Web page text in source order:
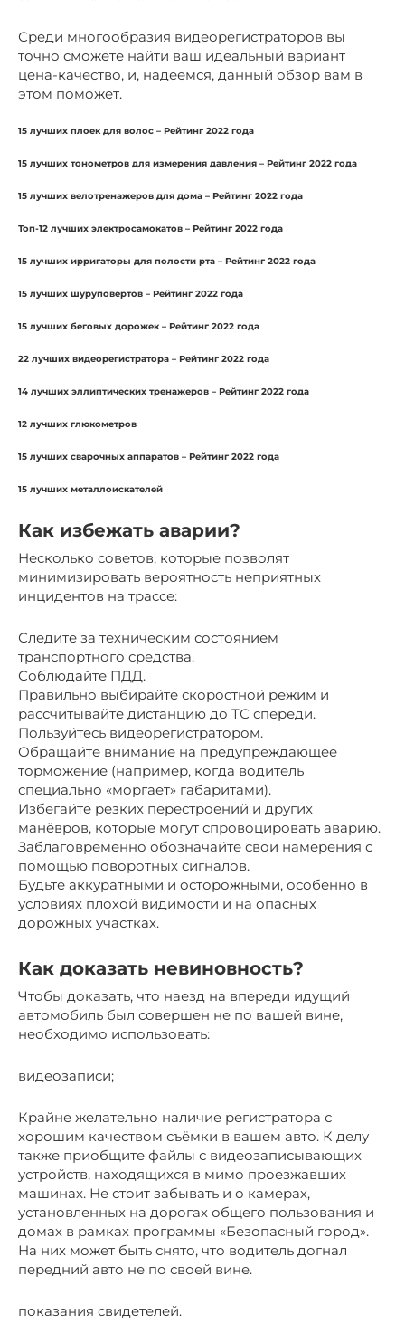
Среди многообразия видеорегистраторов вы
точно сможете найти ваш идеальный вариант
цена-качество, и, надеемся, данный обзор вам в
этом поможет.
15 лучших плоек для волос – Рейтинг 2022 года
15 лучших тонометров для измерения давления – Рейтинг 2022 года
15 лучших велотренажеров для дома – Рейтинг 2022 года
Топ-12 лучших электросамокатов – Рейтинг 2022 года
15 лучших ирригаторы для полости рта – Рейтинг 2022 года
15 лучших шуруповертов – Рейтинг 2022 года
15 лучших беговых дорожек – Рейтинг 2022 года
22 лучших видеорегистратора – Рейтинг 2022 года
14 лучших эллиптических тренажеров – Рейтинг 2022 года
12 лучших глюкометров
15 лучших сварочных аппаратов – Рейтинг 2022 года
15 лучших металлоискателей
Как избежать аварии?
Несколько советов, которые позволят
минимизировать вероятность неприятных
инцидентов на трассе:
Следите за техническим состоянием
транспортного средства.
Соблюдайте ПДД.
Правильно выбирайте скоростной режим и
рассчитывайте дистанцию до ТС спереди.
Пользуйтесь видеорегистратором.
Обращайте внимание на предупреждающее
торможение (например, когда водитель
специально «моргает» габаритами).
Избегайте резких перестроений и других
манёвров, которые могут спровоцировать аварию.
Заблаговременно обозначайте свои намерения с
помощью поворотных сигналов.
Будьте аккуратными и осторожными, особенно в
условиях плохой видимости и на опасных
дорожных участках.
Как доказать невиновность?
Чтобы доказать, что наезд на впереди идущий
автомобиль был совершен не по вашей вине,
необходимо использовать:
видеозаписи;
Крайне желательно наличие регистратора с
хорошим качеством съёмки в вашем авто. К делу
также приобщите файлы с видеозаписывающих
устройств, находящихся в мимо проезжавших
машинах. Не стоит забывать и о камерах,
установленных на дорогах общего пользования и
домах в рамках программы «Безопасный город».
На них может быть снято, что водитель догнал
передний авто не по своей вине.
показания свидетелей.